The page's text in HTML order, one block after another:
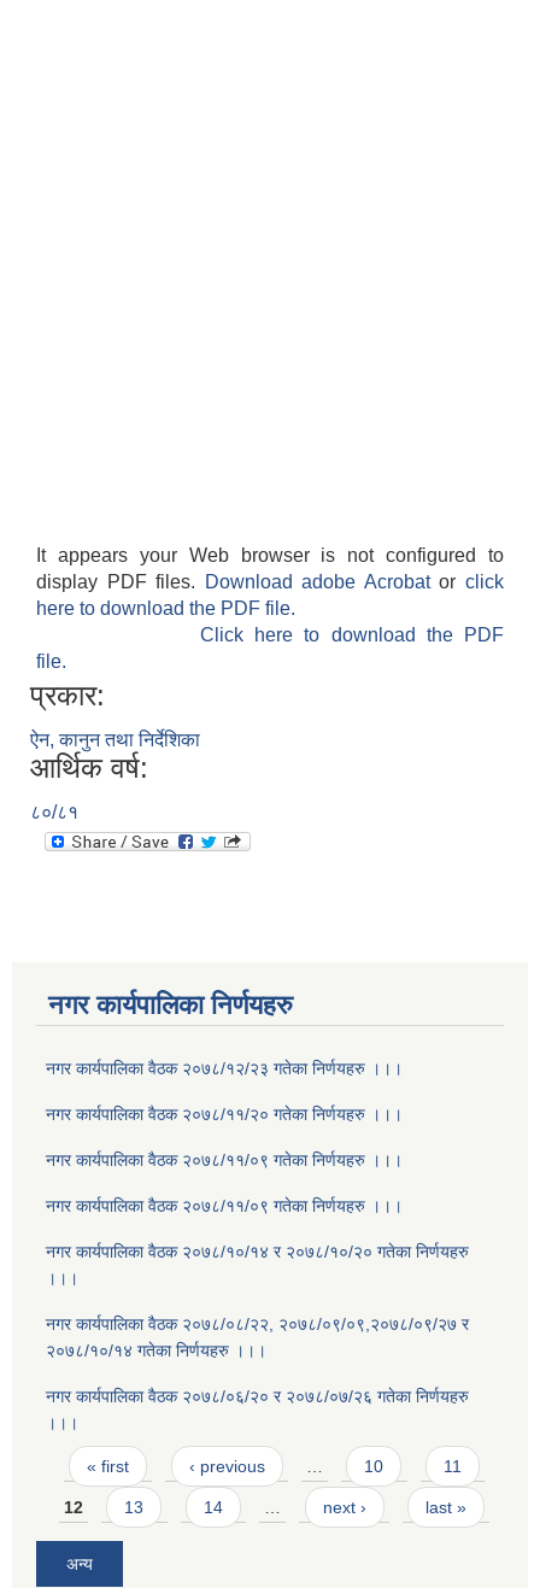
It appears your Web browser is not configured to
display PDF files.
Download adobe Acrobatorclick
here to download the PDF file.
Click here to download the PDF
file.
प्रकार:
ऐन, कानुन तथा निर्देशिका
आर्थिक वर्ष:
८०/८१
नगर कार्यपालिका निर्णयहरु
नगर कार्यपालिका वैठक २०७८/१२/२३ गतेका निर्णयहरु ।।।
नगर कार्यपालिका वैठक २०७८/११/२० गतेका निर्णयहरु ।।।
नगर कार्यपालिका वैठक २०७८/११/०९ गतेका निर्णयहरु ।।।
नगर कार्यपालिका वैठक २०७८/११/०९ गतेका निर्णयहरु ।।।
नगर कार्यपालिका वैठक २०७८/१०/१४ र २०७८/१०/२० गतेका निर्णयहरु
।।।
नगर कार्यपालिका वैठक २०७८/०८/२२, २०७८/०९/०९,२०७८/०९/२७ र
२०७८/१०/१४ गतेका निर्णयहरु ।।।
नगर कार्यपालिका वैठक २०७८/०६/२० र २०७८/०७/२६ गतेका निर्णयहरु
।।।
Pages
« first ‹ previous … 10 11
12 13 14 … next › last »
अन्य